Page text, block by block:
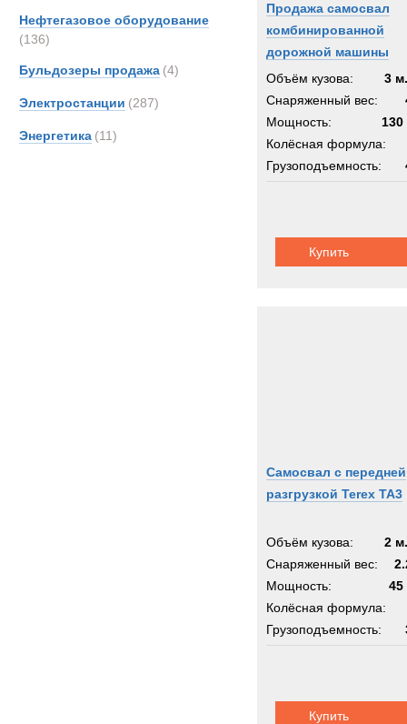
Нефтегазовое оборудование
(136)
Бульдозеры продажа (4)
Электростанции (287)
Энергетика (11)
Продажа самосвал
комбинированной
дорожной машины
Объём кузова:
3
Снаряженный вес:
Мощность:
130
Колёсная формула:
Грузоподъемность:
Купить
Самосвал с передней
разгрузкой Terex TA3
Объём кузова:
2
Снаряженный вес:
Мощность:
45
Колёсная формула:
Грузоподъемность:
Купить